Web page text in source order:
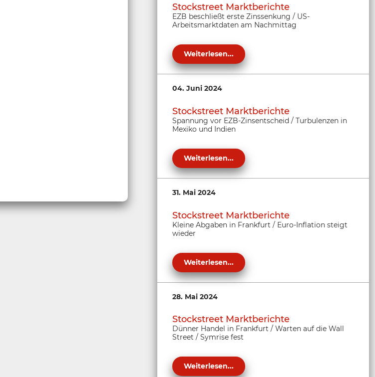
Stockstreet Marktberichte
EZB beschließt erste Zinssenkung / US-
Arbeitsmarktdaten am Nachmittag
Weiterlesen...
04. Juni 2024
Stockstreet Marktberichte
Spannung vor EZB-Zinsentscheid / Turbulenzen in
Mexiko und Indien
Weiterlesen...
31. Mai 2024
Stockstreet Marktberichte
Kleine Abgaben in Frankfurt / Euro-Inflation steigt
wieder
Weiterlesen...
28. Mai 2024
Stockstreet Marktberichte
Dünner Handel in Frankfurt / Warten auf die Wall
Street / Symrise fest
Weiterlesen...